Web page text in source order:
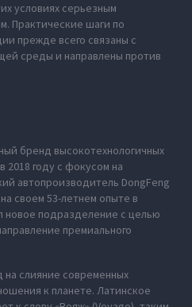
условиях серьезным
Практические шаги по
прежде всего связаны с
среды и направлены против
бренд высокотехнологичных
2018 году с фокусом на
автопроизводитель DongFeng
своем 53-летнем опыте в
новое подразделение с целью
премиального
слияние современных
к планете. Латинское